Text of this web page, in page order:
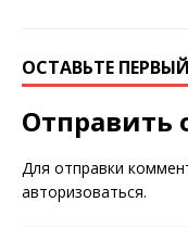
ОСТАВЬТЕ
Отправить
Для отправки
авторизоваться.